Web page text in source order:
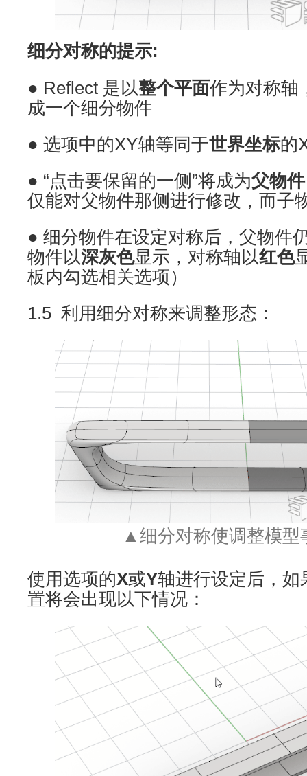
细分对称的提示:
● Reflect 是以整个平面作为对称轴
成一个细分物件
● 选项中的XY轴等同于世界坐标的
● “点击要保留的一侧”将成为父物
仅能对父物件那侧进行修改，而子
● 细分物件在设定对称后，父物件
物件以深灰色显示，对称轴以红色
板内勾选相关选项）
1.5 利用细分对称来调整形态：
▲细分对称使调整模型
使用选项的X或Y轴进行设定后，如
置将会出现以下情况：